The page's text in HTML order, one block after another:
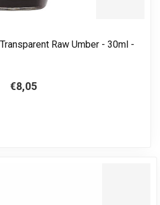
Raw Umber - 30ml -
€8,05